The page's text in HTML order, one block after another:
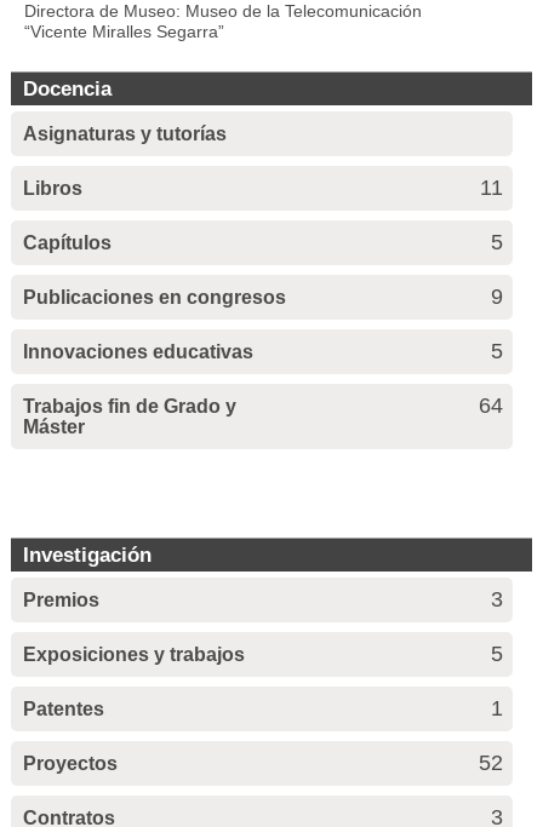
Directora de Museo: Museo de la Telecomunicación
“Vicente Miralles Segarra”
Docencia
Asignaturas y tutorías
Libros 11
Capítulos 5
Publicaciones en congresos 9
Innovaciones educativas 5
Trabajos fin de Grado y
Máster
64
Investigación
Premios 3
Exposiciones y trabajos 5
Patentes 1
Proyectos 52
Contratos 3